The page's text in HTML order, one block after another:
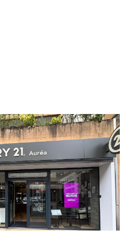
21 Auréa
Stalingrad
- 95120
un message
à l'agence